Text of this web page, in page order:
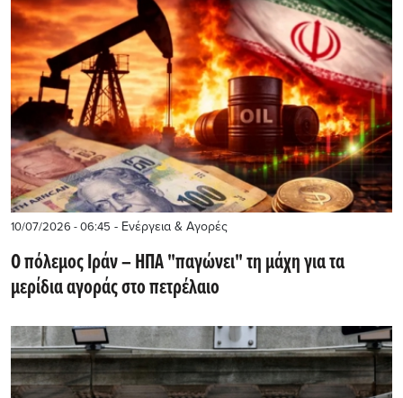
10/07/2026 - 06:45 - Ενέργεια & Αγορές
Ο πόλεμος Ιράν – ΗΠΑ "παγώνει" τη μάχη για τα
μερίδια αγοράς στο πετρέλαιο